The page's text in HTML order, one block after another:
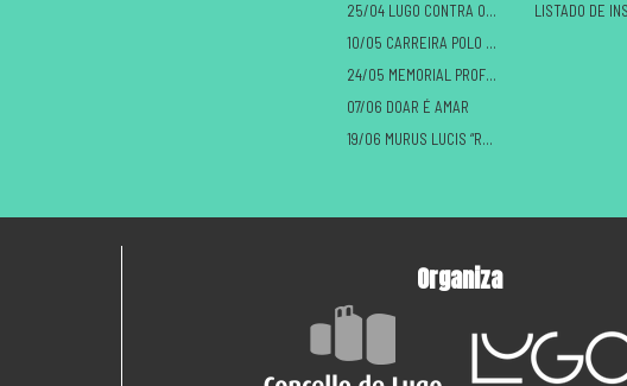
25/04 LUGO CONTRA O CANCRO
10/05 CARREIRA POLO DANO CEREBRAL
24/05 MEMORIAL PROFE ALBERTO
07/06 DOAR É AMAR
19/06 MURUS LUCIS “ROMANOS VS CASTREXOS”
Organiza